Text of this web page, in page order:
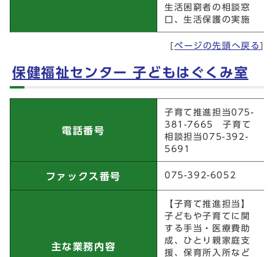
生活困窮者の相談窓
口、生活保護の実施
ページの先頭へ戻る
保健福祉センター 子どもはぐくみ室
電話番号
子育て推進担当075-
381-7665 子育て
相談担当075-392-
5691
ファックス番号 075-392-6052
主な業務内容
【子育て推進担当】
子どもや子育てに関
する手当・医療費助
成、ひとり親家庭支
援、保育所入所など